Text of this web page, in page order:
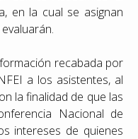
en la cual se asignan
recabada por
a los asistentes, al
la finalidad de que las
Nacional de
intereses de quienes